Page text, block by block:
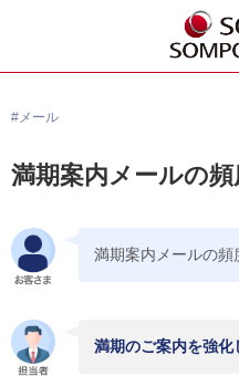
#メール
満期案内メールの
満期案内メールの頻
満期のご案内を強化